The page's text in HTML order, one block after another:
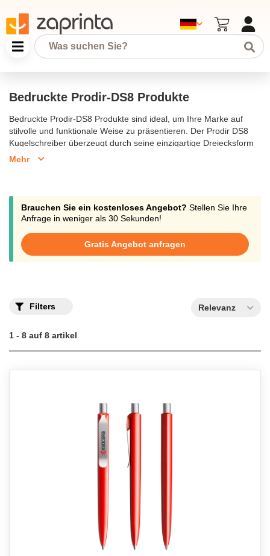
Bedruckte Prodir-DS8 Produkte
Bedruckte Prodir-DS8 Produkte sind ideal, um Ihre Marke auf
stilvolle und funktionale Weise zu präsentieren. Der Prodir DS8
Kugelschreiber überzeugt durch seine einzigartige Dreiecksform
und den ergonomischen Griff, der ein komfortables
Erinnerung bleibt. Die Prodir DS8 Kugelschreiber sind in
verschiedenen Farben und Oberflächen erhältlich, sodass Sie das
Prodir-DS8, um Ihre Werbebotschaft auf exzellente Weise zu
verbreiten.
Mehr
Brauchen Sie ein kostenloses Angebot? Stellen Sie Ihre
Anfrage in weniger als 30 Sekunden!
Gratis Angebot anfragen
Filters Relevanz
1 - 8 auf 8 artikel